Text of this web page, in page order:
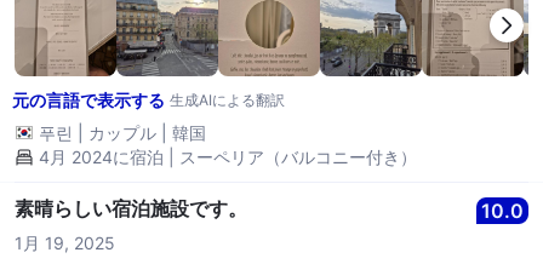
用したいです！
元の言語で表示する 生成AIによる翻訳
푸린 カップル
韓国
4月 2024に宿泊 | スーペリア（バルコニー付き）
素晴らしい宿泊施設です。 10.0
1月 19, 2025